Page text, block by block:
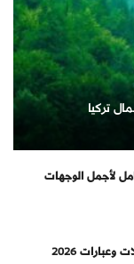
لأجمل الوجهات
2026